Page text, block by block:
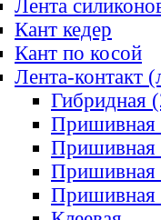
Лента
Кант кедер
Кант по косой
Лента-контакт
Гибридная